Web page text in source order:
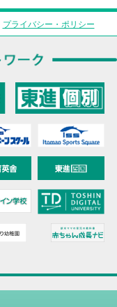
プライバシー・ポリシー